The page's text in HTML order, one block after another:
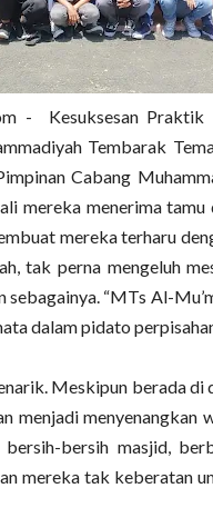
- Kesuksesan
Tembarak
Cabang
mereka menerima
mereka terharu
tak perna mengeluh
“MTs Al-
dalam pidato
Meskipun berada di
menjadi menyenangkan
bersih masjid,
mereka tak keberatan